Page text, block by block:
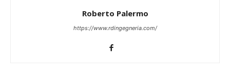
Roberto Palermo
https://www.rdingegneria.com/